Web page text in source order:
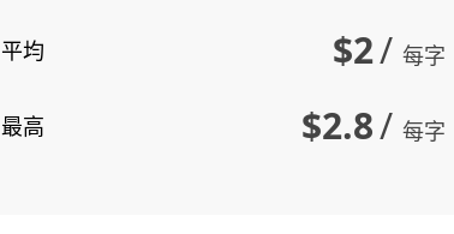
平均 $2/ 每字
最高 $2.8/ 每字